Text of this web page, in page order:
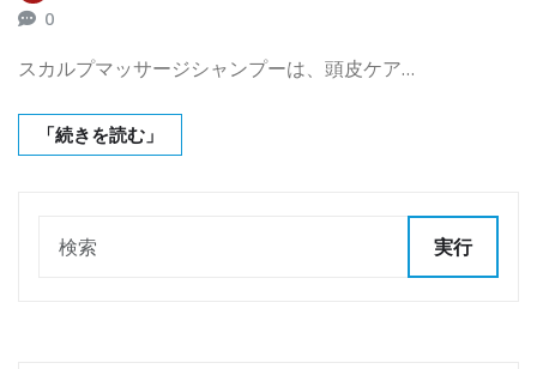
0
スカルプマッサージシャンプーは、頭皮ケア…
「続きを読む」
実行